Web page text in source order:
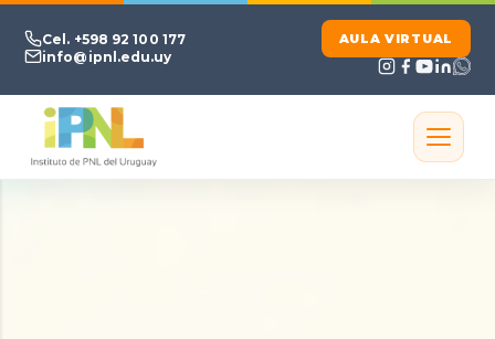
Cel. +598 92 100 177
info@ipnl.edu.uy
AULA VIRTUAL
Ir al contenido principal